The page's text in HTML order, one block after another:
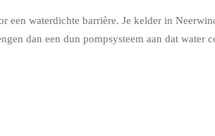
een waterdichte barrière. Je kelder in
dan een dun pompsysteem aan dat